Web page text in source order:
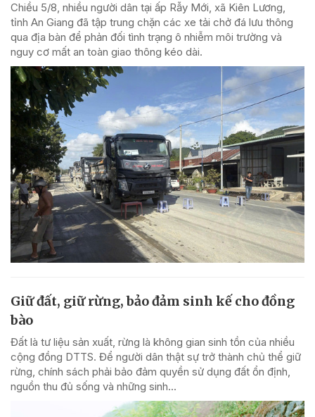
Chiều 5/8, nhiều người dân tại ấp Rẫy Mới, xã Kiên Lương,
tỉnh An Giang đã tập trung chặn các xe tải chở đá lưu thông
qua địa bàn để phản đối tình trạng ô nhiễm môi trường và
nguy cơ mất an toàn giao thông kéo dài.
Giữ đất, giữ rừng, bảo đảm sinh kế cho đồng
bào
Đất là tư liệu sản xuất, rừng là không gian sinh tồn của nhiều
cộng đồng DTTS. Để người dân thật sự trở thành chủ thể giữ
rừng, chính sách phải bảo đảm quyền sử dụng đất ổn định,
nguồn thu đủ sống và những sinh...